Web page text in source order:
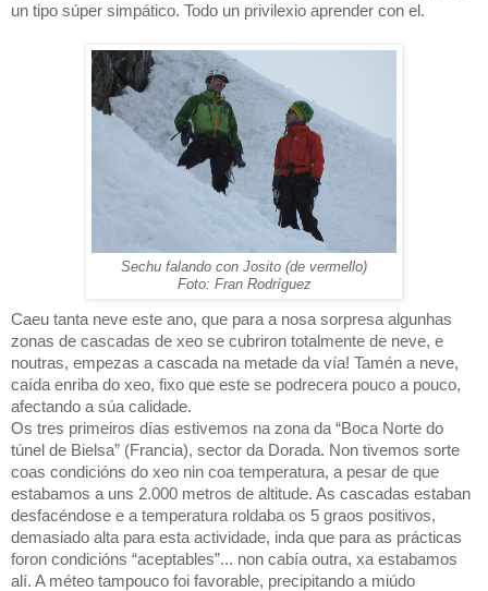
un tipo súper simpático. Todo un privilexio aprender con el.
Sechu falando con Josito (de vermello)
Foto: Fran Rodríguez
Caeu tanta neve este ano, que para a nosa sorpresa algunhas
zonas de cascadas de xeo se cubriron totalmente de neve, e
noutras, empezas a cascada na metade da vía! Tamén a neve,
caída enriba do xeo, fixo que este se podrecera pouco a pouco,
afectando a súa calidade.
Os tres primeiros días estivemos na zona da “Boca Norte do
túnel de Bielsa” (Francia), sector da Dorada. Non tivemos sorte
coas condicións do xeo nin coa temperatura, a pesar de que
estabamos a uns 2.000 metros de altitude. As cascadas estaban
desfacéndose e a temperatura roldaba os 5 graos positivos,
demasiado alta para esta actividade, inda que para as prácticas
foron condicións “aceptables”... non cabía outra, xa estabamos
alí. A méteo tampouco foi favorable, precipitando a miúdo